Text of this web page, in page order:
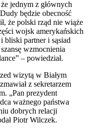
jednym z głównych
będzie obecność
że polski rząd nie wiąże
wojsk amerykańskich
partner i sąsiad
wzmocnienia
– powiedział.
wizytą w Białym
z sekretarzem
„Pan prezydent
ważnego państwa
dobrych relacji
Piotr Wilczek.